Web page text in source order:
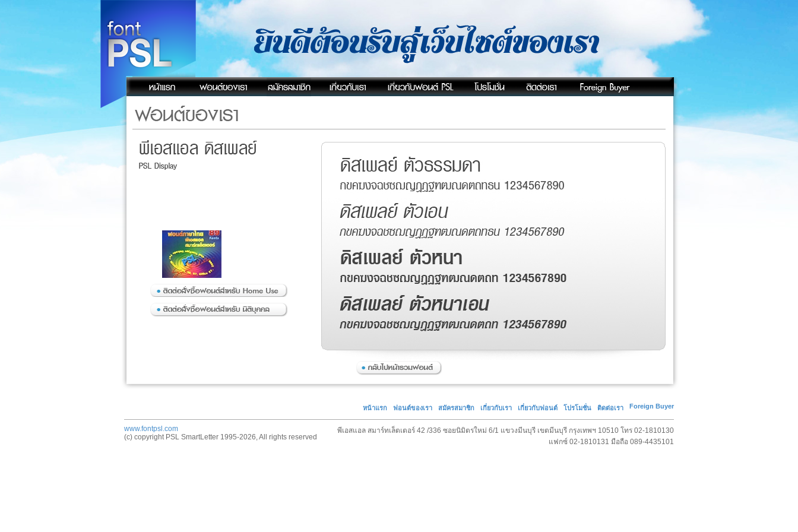
Foreign Buyer
ติดต่อเรา
โปรโมชั่น
เกี่ยวกับฟอนต์
เกี่ยวกับเรา
สมัครสมาชิก
ฟอนต์ของเรา
หน้าแรก
www.fontpsl.com
(c) copyright PSL SmartLetter 1995-2026, All rights reserved
พีเอสแอล สมาร์ทเล็ตเตอร์ 42 /336 ซอยนิมิตรใหม่ 6/1 แขวงมีนบุรี เขตมีนบุรี กรุงเทพฯ 10510 โทร 02-1810130
แฟกซ์ 02-1810131 มือถือ 089-4435101